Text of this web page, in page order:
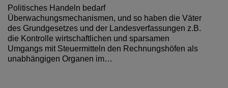
Politisches Handeln bedarf
Überwachungsmechanismen, und so haben die Väter
des Grundgesetzes und der Landesverfassungen z.B.
die Kontrolle wirtschaftlichen und sparsamen
Umgangs mit Steuermitteln den Rechnungshöfen als
unabhängigen Organen im…